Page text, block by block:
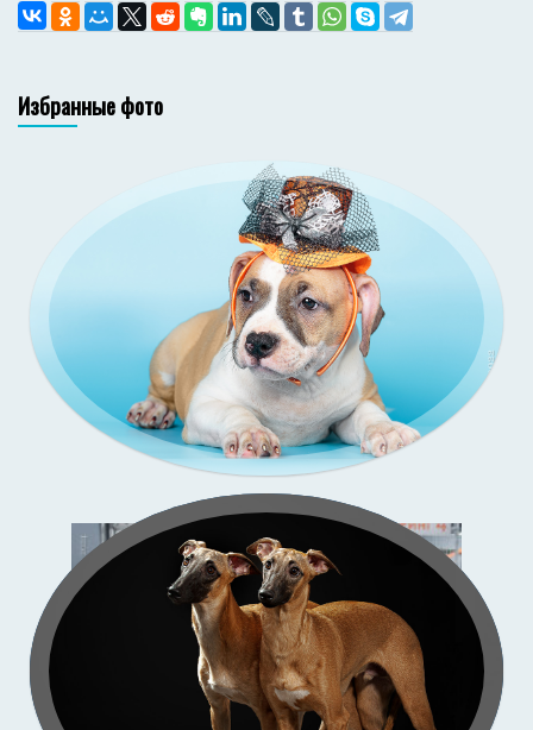
Избранные фото